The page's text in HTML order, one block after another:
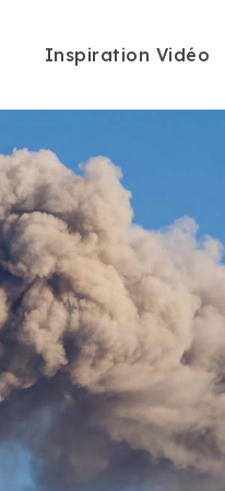
Inspiration Vidéo